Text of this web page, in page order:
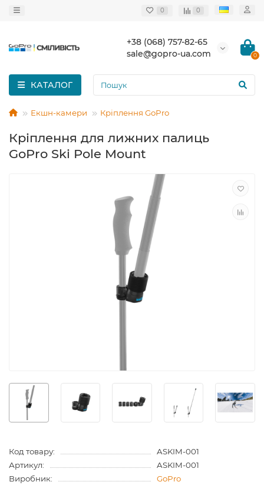
0 0
+38 (068) 757-82-65
sale@gopro-ua.com
0
КАТАЛОГ
Екшн-камери Кріплення GoPro
Кріплення для лижних палиць
GoPro Ski Pole Mount
Код товару:
ASKIM-001
Артикул:
ASKIM-001
Виробник:
GoPro